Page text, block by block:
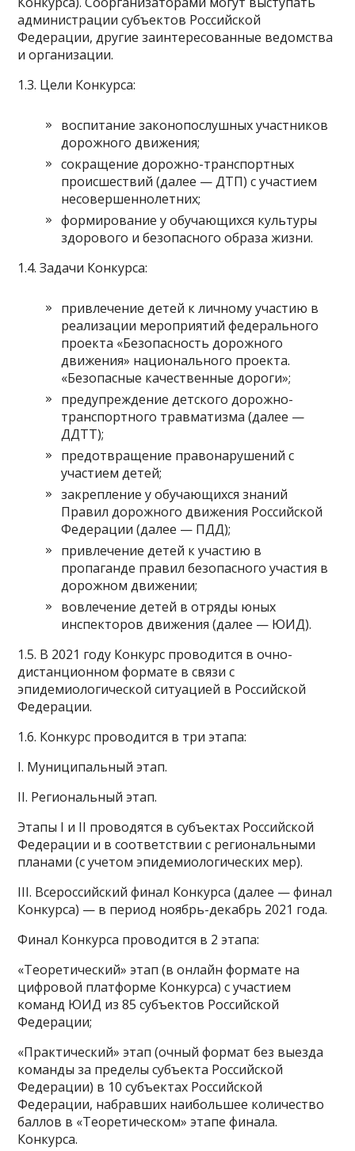
администрации субъектов Российской
Федерации, другие заинтересованные ведомства
и организации.
1.3. Цели Конкурса:
воспитание законопослушных участников
дорожного движения;
сокращение дорожно-транспортных
происшествий (далее — ДТП) с участием
несовершеннолетних;
формирование у обучающихся культуры
здорового и безопасного образа жизни.
1.4. Задачи Конкурса:
привлечение детей к личному участию в
реализации мероприятий федерального
проекта «Безопасность дорожного
движения» национального проекта.
«Безопасные качественные дороги»;
предупреждение детского дорожно-
транспортного травматизма (далее —
ДДТТ);
предотвращение правонарушений с
участием детей;
закрепление у обучающихся знаний
Правил дорожного движения Российской
Федерации (далее — ПДД);
привлечение детей к участию в
пропаганде правил безопасного участия в
дорожном движении;
вовлечение детей в отряды юных
инспекторов движения (далее — ЮИД).
1.5. В 2021 году Конкурс проводится в очно-
дистанционном формате в связи с
эпидемиологической ситуацией в Российской
Федерации.
1.6. Конкурс проводится в три этапа:
I. Муниципальный этап.
II. Региональный этап.
Этапы I и II проводятся в субъектах Российской
Федерации и в соответствии с региональными
планами (с учетом эпидемиологических мер).
III. Всероссийский финал Конкурса (далее — финал
Конкурса) — в период ноябрь-декабрь 2021 года.
Финал Конкурса проводится в 2 этапа:
«Теоретический» этап (в онлайн формате на
цифровой платформе Конкурса) с участием
команд ЮИД из 85 субъектов Российской
Федерации;
«Практический» этап (очный формат без выезда
команды за пределы субъекта Российской
Федерации) в 10 субъектах Российской
Федерации, набравших наибольшее количество
баллов в «Теоретическом» этапе финала.
Конкурса.